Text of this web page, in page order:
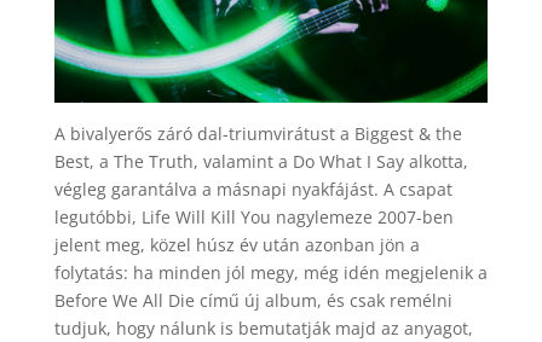
A bivalyerős záró dal-triumvirátust a Biggest & the
Best, a The Truth, valamint a Do What I Say alkotta,
végleg garantálva a másnapi nyakfájást. A csapat
legutóbbi, Life Will Kill You nagylemeze 2007-ben
jelent meg, közel húsz év után azonban jön a
folytatás: ha minden jól megy, még idén megjelenik a
Before We All Die című új album, és csak remélni
tudjuk, hogy nálunk is bemutatják majd az anyagot,